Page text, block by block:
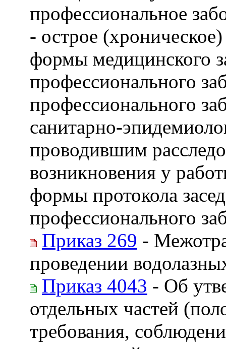
профессиональное
- острое
формы медицинского
профессионального
профессионального
санитарно-
проводившим
возникновения у
формы протокола
профессионального
Приказ 269 -
проведении
Приказ 4043 - Об
отдельных частей
требования,